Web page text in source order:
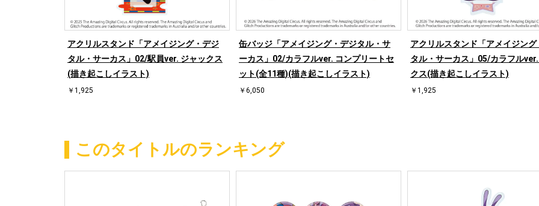
アクリルスタンド「アメイジング・デジ
タル・サーカス」02/駅員ver. ジャックス
(描き起こしイラスト)
￥1,925
缶バッジ「アメイジング・デジタル・サ
ーカス」02/カラフルver. コンプリートセ
ット(全11種)(描き起こしイラスト)
￥6,050
アクリルスタンド「アメイジング
タル・サーカス」05/カラフル
クス(描き起こしイラスト)
￥1,925
このタイトルのランキング